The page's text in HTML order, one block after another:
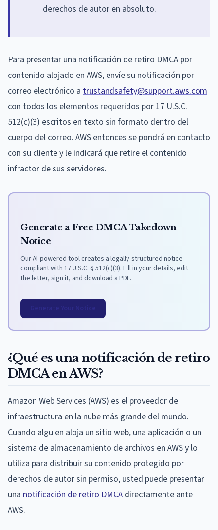
derechos de autor en absoluto.
Para presentar una notificación de retiro DMCA por
contenido alojado en AWS, envíe su notificación por
correo electrónico a trustandsafety@support.aws.com
con todos los elementos requeridos por 17 U.S.C.
512(c)(3) escritos en texto sin formato dentro del
cuerpo del correo. AWS entonces se pondrá en contacto
con su cliente y le indicará que retire el contenido
infractor de sus servidores.
Generate a Free DMCA Takedown
Notice
Our AI-powered tool creates a legally-structured notice
compliant with 17 U.S.C. § 512(c)(3). Fill in your details, edit
the letter, sign it, and download a PDF.
Generate Your Notice
¿Qué es una notificación de retiro
DMCA en AWS?
Amazon Web Services (AWS) es el proveedor de
infraestructura en la nube más grande del mundo.
Cuando alguien aloja un sitio web, una aplicación o un
sistema de almacenamiento de archivos en AWS y lo
utiliza para distribuir su contenido protegido por
derechos de autor sin permiso, usted puede presentar
una notificación de retiro DMCA directamente ante
AWS.